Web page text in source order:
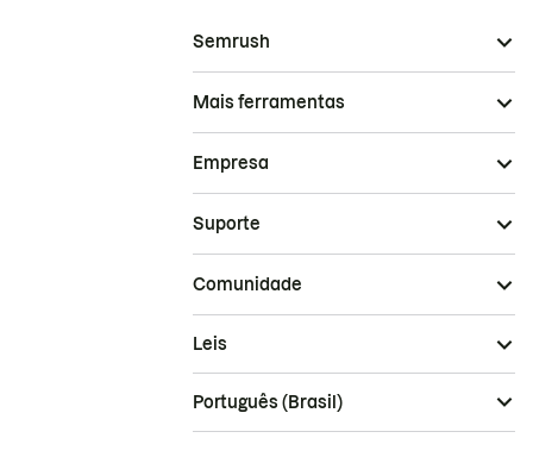
Semrush
Mais ferramentas
Empresa
Suporte
Comunidade
Leis
Português (Brasil)